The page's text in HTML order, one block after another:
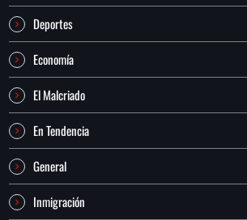
Deportes
Economía
El Malcriado
En Tendencia
General
Inmigración